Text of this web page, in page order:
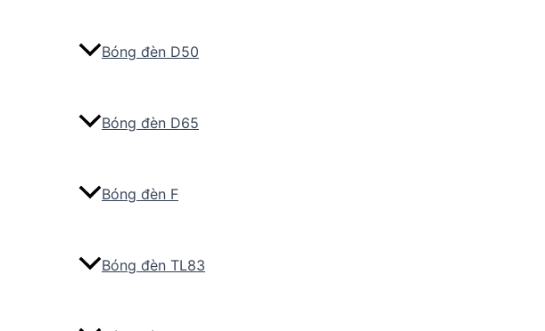
Bóng đèn D50
Bóng đèn D65
Bóng đèn F
Bóng đèn TL83